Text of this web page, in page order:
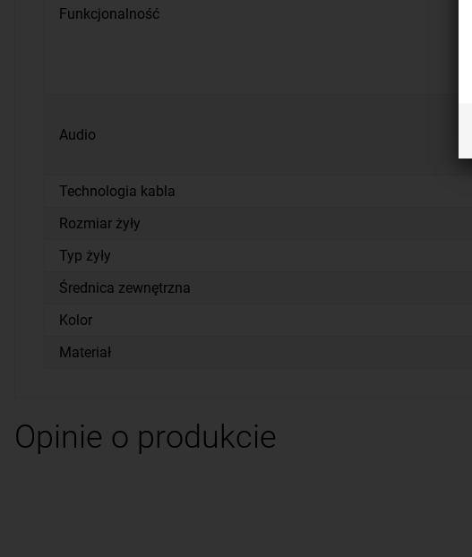
Funkcjonalność
Audio
Technologia kabla
Rozmiar żyły
Typ żyły
Średnica zewnętrzna
Kolor
Materiał
Opinie o produkcie